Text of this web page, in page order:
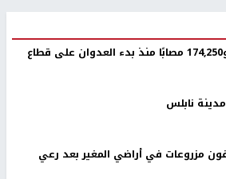
73,386 شهيدًا و174,250 مصابًا منذ بدء العدوان على قطاع
نابلس
مزروعات في أراضي المغير بعد رعي